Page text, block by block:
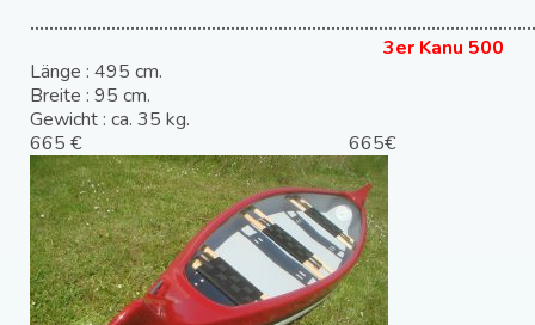
3er Kanu 500
Länge : 495 cm.
Breite : 95 cm.
Gewicht : ca. 35 kg.
665 € 665€